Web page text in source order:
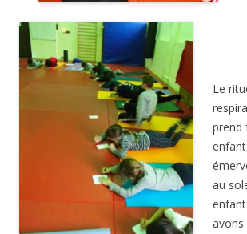
Le
prend
au
avons